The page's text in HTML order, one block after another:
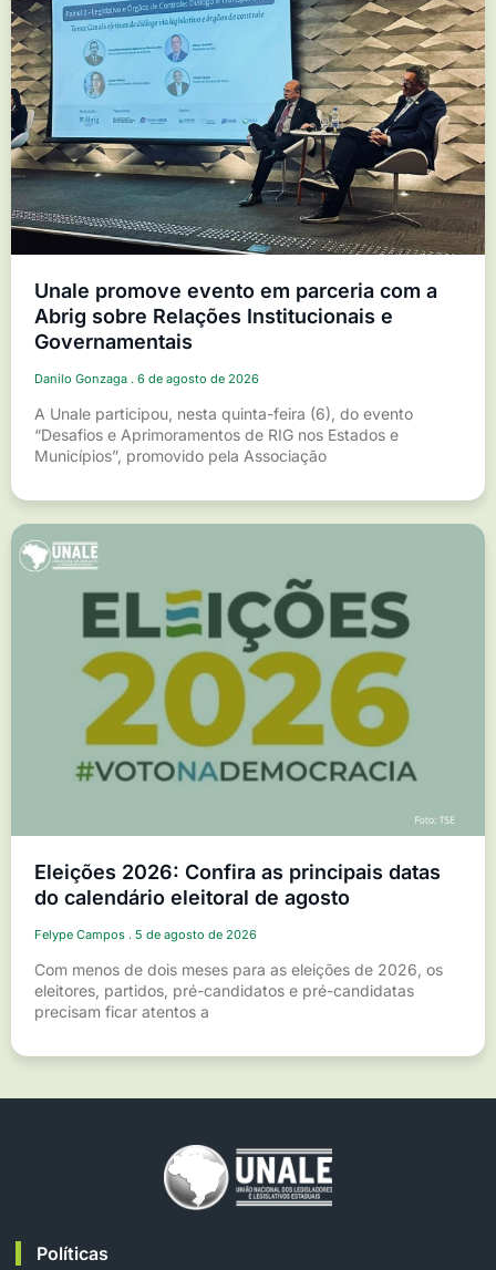
Unale promove evento em parceria com a
Abrig sobre Relações Institucionais e
Governamentais
Danilo Gonzaga 6 de agosto de 2026
A Unale participou, nesta quinta-feira (6), do evento
“Desafios e Aprimoramentos de RIG nos Estados e
Municípios”, promovido pela Associação
Eleições 2026: Confira as principais datas
do calendário eleitoral de agosto
Felype Campos 5 de agosto de 2026
Com menos de dois meses para as eleições de 2026, os
eleitores, partidos, pré-candidatos e pré-candidatas
precisam ficar atentos a
Políticas